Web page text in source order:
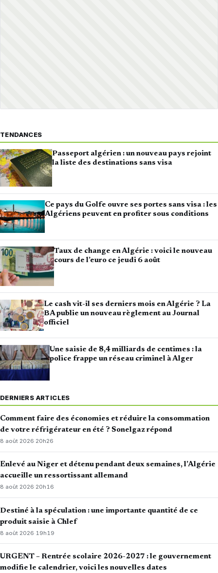
TENDANCES
Passeport algérien : un nouveau pays rejoint
la liste des destinations sans visa
Ce pays du Golfe ouvre ses portes sans visa : les
Algériens peuvent en profiter sous conditions
Taux de change en Algérie : voici le nouveau
cours de l’euro ce jeudi 6 août
Le cash vit-il ses derniers mois en Algérie ? La
BA publie un nouveau règlement au Journal
officiel
Une saisie de 8,4 milliards de centimes : la
police frappe un réseau criminel à Alger
DERNIERS ARTICLES
Comment faire des économies et réduire la consommation
de votre réfrigérateur en été ? Sonelgaz répond
8 août 2026·20h26
Enlevé au Niger et détenu pendant deux semaines, l’Algérie
accueille un ressortissant allemand
8 août 2026·20h16
Destiné à la spéculation : une importante quantité de ce
produit saisie à Chlef
8 août 2026· 19h19
URGENT – Rentrée scolaire 2026-2027 : le gouvernement
modifie le calendrier, voici les nouvelles dates